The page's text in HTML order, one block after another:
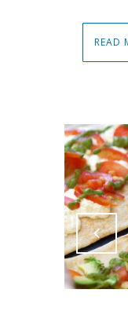
READ